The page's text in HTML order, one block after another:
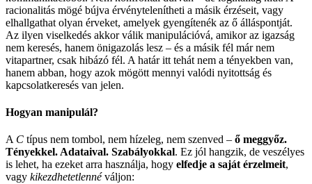
racionalitás mögé bújva érvénytelenítheti a másik érzéseit, vagy
elhallgathat olyan érveket, amelyek gyengítenék az ő álláspontját.
Az ilyen viselkedés akkor válik manipulációvá, amikor az igazság
nem keresés, hanem önigazolás lesz – és a másik fél már nem
vitapartner, csak hibázó fél. A határ itt tehát nem a tényekben van,
hanem abban, hogy azok mögött mennyi valódi nyitottság és
kapcsolatkeresés van jelen.
Hogyan manipulál?
A C típus nem tombol, nem hízeleg, nem szenved – ő meggyőz.
Tényekkel. Adataival. Szabályokkal. Ez jól hangzik, de veszélyes
is lehet, ha ezeket arra használja, hogy elfedje a saját érzelmeit,
vagy kikezdhetetlennéváljon: